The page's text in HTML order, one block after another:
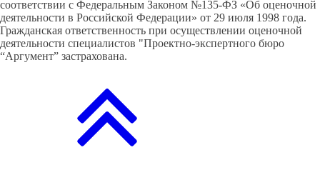
соответствии с Федеральным Законом №135-ФЗ «Об оценочной
деятельности в Российской Федерации» от 29 июля 1998 года.
Гражданская ответственность при осуществлении оценочной
деятельности специалистов "Проектно-экспертного бюро
“Аргумент” застрахована.